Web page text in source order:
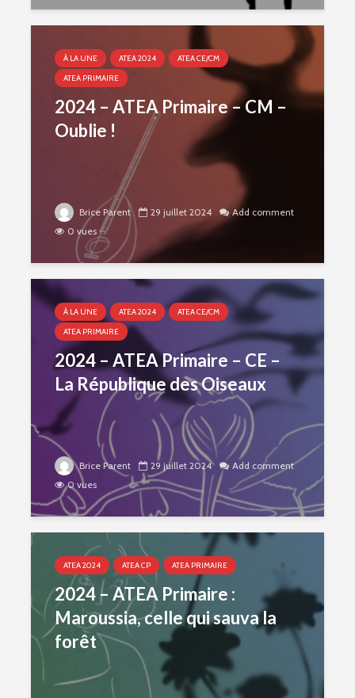
À LA UNE ATEA 2024
ATEA CE/CM
ATEA PRIMAIRE
2024 – ATEA Primaire – CM –
Oublie !
Brice Parent 29 juillet 2024
Add comment
0 vues
À LA UNE ATEA 2024
ATEA CE/CM
ATEA PRIMAIRE
2024 – ATEA Primaire – CE –
La République des Oiseaux
Brice Parent 29 juillet 2024
Add comment
0 vues
ATEA 2024 ATEA CP ATEA PRIMAIRE
2024 – ATEA Primaire :
Maroussia, celle qui sauva la
forêt